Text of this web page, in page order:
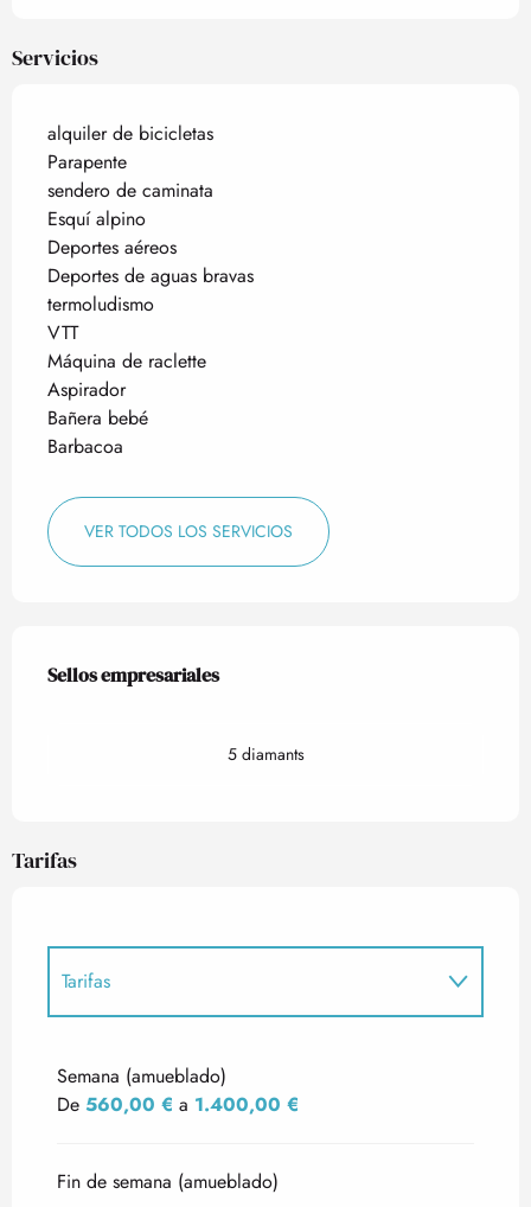
Servicios
alquiler de bicicletas
Parapente
sendero de caminata
Esquí alpino
Deportes aéreos
Deportes de aguas bravas
termoludismo
VTT
Máquina de raclette
Aspirador
Bañera bebé
Barbacoa
VER TODOS LOS SERVICIOS
Oferta de prestaciones
Sellos empresariales
Sellos empresariales
5 diamants
Tarifas
Tarifas
Semana (amueblado)
De 560,00 € a 1.400,00 €
Fin de semana (amueblado)